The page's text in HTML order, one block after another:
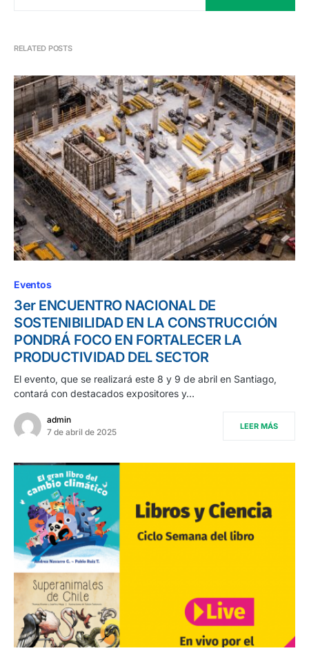
RELATED POSTS
Eventos
3er ENCUENTRO NACIONAL DE
SOSTENIBILIDAD EN LA CONSTRUCCIÓN
PONDRÁ FOCO EN FORTALECER LA
PRODUCTIVIDAD DEL SECTOR
El evento, que se realizará este 8 y 9 de abril en Santiago,
contará con destacados expositores y…
admin
7 de abril de 2025
LEER MÁS